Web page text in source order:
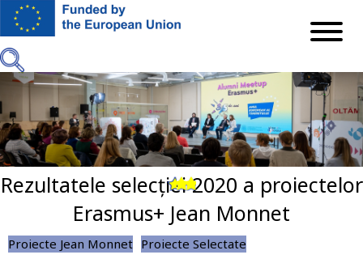
Mergi
principal
Previous
Next
Rezultatele selecției 2020 a proiectelor
Erasmus+ Jean Monnet
Proiecte Jean Monnet Proiecte Selectate